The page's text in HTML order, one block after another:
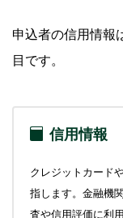
申込者の信用情報
目です。
信用情報
クレジットカード
指します。金融機
査や信用評価に利